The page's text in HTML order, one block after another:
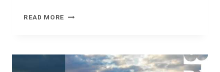
READ MORE REVUE
2021